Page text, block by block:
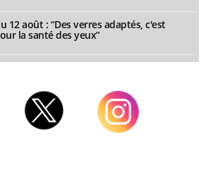
12 août : “Des verres adaptés, c'est
la santé des yeux”